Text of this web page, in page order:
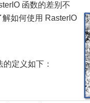
函数的差别不
如何使用 RasterIO
定义如下：